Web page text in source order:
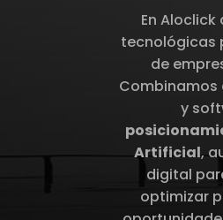
En
tecnológicas
de
Combinamos
y
Artificial,
digital
optimizar